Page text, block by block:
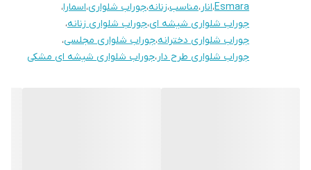
Esmara،انار،مناسب،زنانه،جوراب شلواری،اسمارا،
جوراب شلواری شیشه ای،جوراب شلواری زنانه،
جوراب شلواری دخترانه،جوراب شلواری مجلسی،
جوراب شلواری طرح دار،جوراب شلواری شیشه ای مشکی